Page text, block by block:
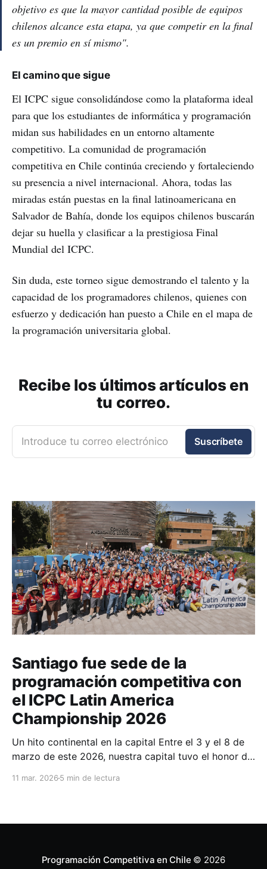
objetivo es que la mayor cantidad posible de equipos
chilenos alcance esta etapa, ya que competir en la final
es un premio en sí mismo".
El camino que sigue
El ICPC sigue consolidándose como la plataforma ideal
para que los estudiantes de informática y programación
midan sus habilidades en un entorno altamente
competitivo. La comunidad de programación
competitiva en Chile continúa creciendo y fortaleciendo
su presencia a nivel internacional. Ahora, todas las
miradas están puestas en la final latinoamericana en
Salvador de Bahía, donde los equipos chilenos buscarán
dejar su huella y clasificar a la prestigiosa Final
Mundial del ICPC.
Sin duda, este torneo sigue demostrando el talento y la
capacidad de los programadores chilenos, quienes con
esfuerzo y dedicación han puesto a Chile en el mapa de
la programación universitaria global.
Recibe los últimos artículos en
tu correo.
Introduce tu correo electrónico Suscríbete
Santiago fue sede de la
programación competitiva con
el ICPC Latin America
Championship 2026
Un hito continental en la capital Entre el 3 y el 8 de
marzo de este 2026, nuestra capital tuvo el honor de
11 mar. 2026 5 min de lectura
Programación Competitiva en Chile © 2026